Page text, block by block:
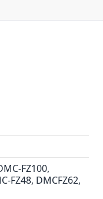
FZ100,
FZ48, DMCFZ62,